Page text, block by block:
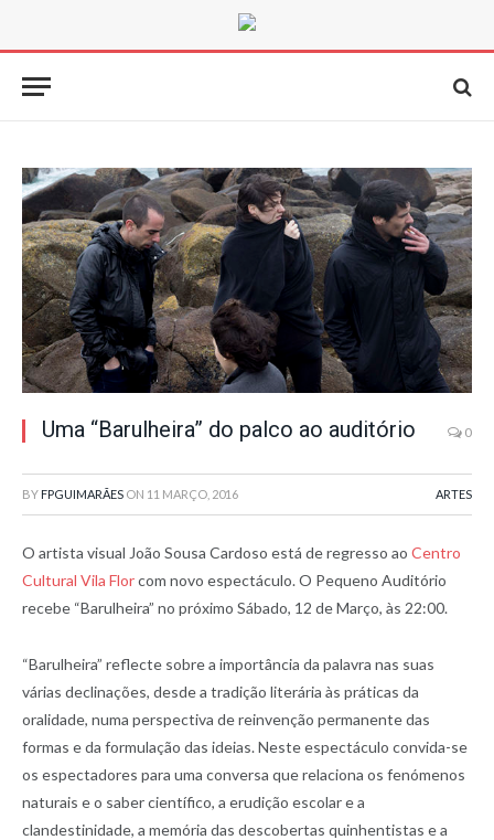
Uma “Barulheira” do palco ao auditório 0
BY FPGUIMARÃES ON 11 MARÇO, 2016 ARTES
O artista visual João Sousa Cardoso está de regresso ao Centro
Cultural Vila Florcom novo espectáculo. O Pequeno Auditório
recebe “Barulheira” no próximo Sábado, 12 de Março, às 22:00.
“Barulheira” reflecte sobre a importância da palavra nas suas
várias declinações, desde a tradição literária às práticas da
oralidade, numa perspectiva de reinvenção permanente das
formas e da formulação das ideias. Neste espectáculo convida-se
os espectadores para uma conversa que relaciona os fenómenos
naturais e o saber científico, a erudição escolar e a
clandestinidade, a memória das descobertas quinhentistas e a